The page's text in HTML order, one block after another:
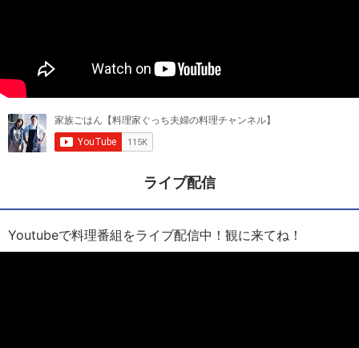
ライブ配信
Youtubeで料理番組をライブ配信中！観に来てね！